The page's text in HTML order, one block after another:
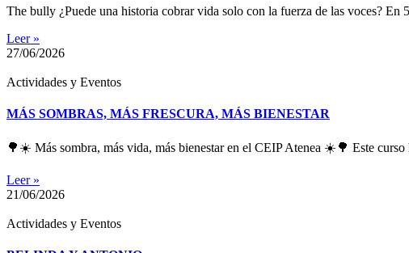
The bully ¿Puede una historia cobrar vida solo con la fuerza de las voces? En
Leer »
27/06/2026
Actividades y Eventos
MÁS SOMBRAS, MÁS FRESCURA, MÁS BIENESTAR
🌳☀️ Más sombra, más vida, más bienestar en el CEIP Atenea ☀️🌳 Este curso
Leer »
21/06/2026
Actividades y Eventos